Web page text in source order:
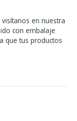
en nuestra
con embalaje
que tus productos